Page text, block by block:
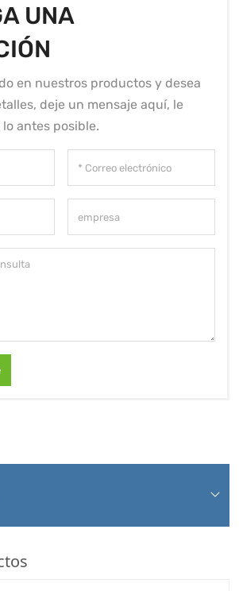
UNA
en nuestros productos y desea
deje un mensaje aquí, le
antes posible.